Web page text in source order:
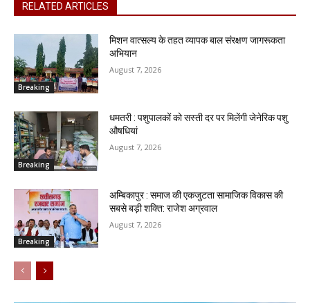
RELATED ARTICLES
Breaking
मिशन वात्सल्य के तहत व्यापक बाल संरक्षण जागरूकता
अभियान
August 7, 2026
Breaking
धमतरी : पशुपालकों को सस्ती दर पर मिलेंगी जेनेरिक पशु
औषधियां
August 7, 2026
Breaking
अम्बिकापुर : समाज की एकजुटता सामाजिक विकास की
सबसे बड़ी शक्ति: राजेश अग्रवाल
August 7, 2026